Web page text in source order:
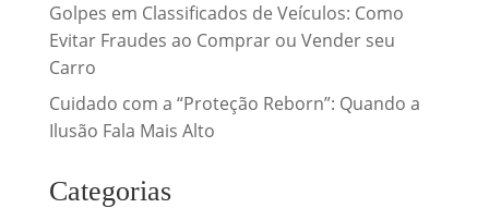
Golpes em Classificados de Veículos: Como
Evitar Fraudes ao Comprar ou Vender seu
Carro
Cuidado com a “Proteção Reborn”: Quando a
Ilusão Fala Mais Alto
Categorias